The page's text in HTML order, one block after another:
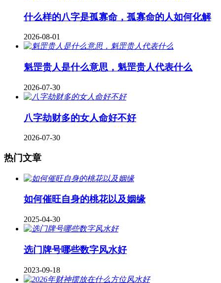
什么样的八字是孤寡命，孤寡命的人如何化解
2026-08-01
魁罡贵人是什么意思，魁罡贵人代表什么
2026-07-30
八字劫财多的女人命好不好
2026-07-30
热门文章
如何催旺自身的桃花以及姻缘
2025-04-30
​选门牌号哪些数字风水好
2023-09-18